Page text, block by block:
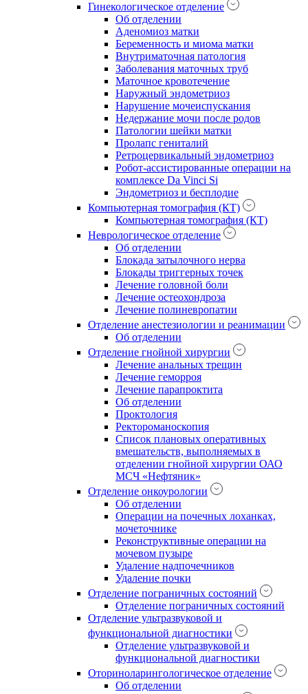
Гинекологическое отделение
Об отделении
Аденомиоз матки
Беременность и миома матки
Внутриматочная патология
Заболевания маточных труб
Маточное кровотечение
Наружный эндометриоз
Нарушение мочеиспускания
Недержание мочи после родов
Патологии шейки матки
Пролапс гениталий
Ретроцервикальный эндометриоз
Робот-ассистированные операции на
комплексе Da Vinci Si
Эндометриоз и бесплодие
Компьютерная томография (КТ)
Компьютерная томография (КТ)
Неврологическое отделение
Об отделении
Блокада затылочного нерва
Блокады триггерных точек
Лечение головной боли
Лечение остеохондроза
Лечение полиневропатии
Отделение анестезиологии и реанимации
Об отделении
Отделение гнойной хирургии
Лечение анальных трещин
Лечение геморроя
Лечение парапроктита
Об отделении
Проктология
Ректороманоскопия
Список плановых оперативных
вмешательств, выполняемых в
отделении гнойной хирургии ОАО
МСЧ «Нефтяник»
Отделение онкоурологии
Об отделении
Операции на почечных лоханках,
мочеточнике
Реконструктивные операции на
мочевом пузыре
Удаление надпочечников
Удаление почки
Отделение пограничных состояний
Отделение пограничных состояний
Отделение ультразвуковой и
функциональной диагностики
Отделение ультразвуковой и
функциональной диагностики
Оториноларингологическое отделение
Об отделении